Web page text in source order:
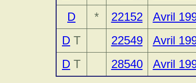
D
* 22152 Avril
D T 22549 Avril
D T 28540 Avril